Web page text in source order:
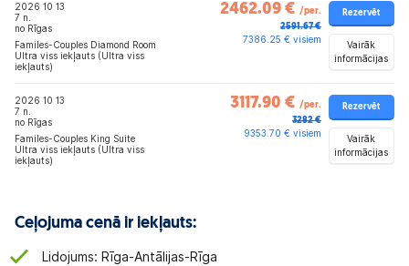
2026 10 13
7 n.
no Rīgas
Familes-Couples Diamond Room
Ultra viss iekļauts (Ultra viss
iekļauts)
2462.09 € /per.
2591.67 €
7386.25 € visiem
Rezervēt
Vairāk
informācijas
2026 10 13
7 n.
no Rīgas
Familes-Couples King Suite
Ultra viss iekļauts (Ultra viss
iekļauts)
3117.90 € /per.
3282 €
9353.70 € visiem
Rezervēt
Vairāk
informācijas
Ceļojuma cenā ir iekļauts:
Lidojums: Rīga-Antālijas-Rīga